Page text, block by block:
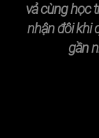
vả cùng học
nhận đôi khi
gần